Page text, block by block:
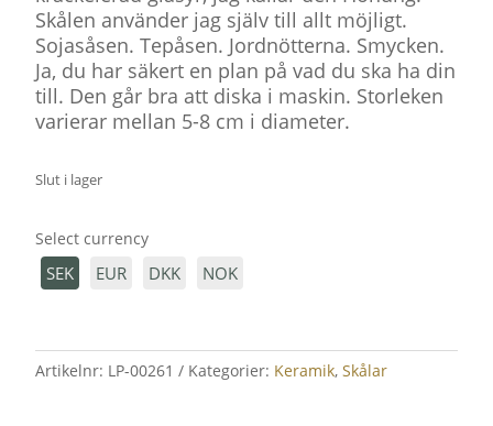
Skålen använder jag själv till allt möjligt.
Sojasåsen. Tepåsen. Jordnötterna. Smycken.
Ja, du har säkert en plan på vad du ska ha din
till. Den går bra att diska i maskin. Storleken
varierar mellan 5-8 cm i diameter.
Slut i lager
Select currency
SEK EUR DKK NOK
Artikelnr: LP-00261 Kategorier: Keramik,Skålar